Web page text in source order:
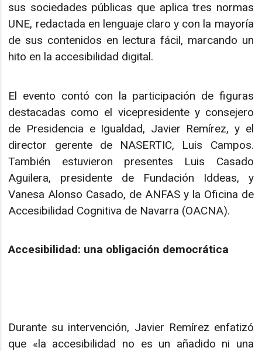
sus sociedades públicas que aplica tres normas
UNE, redactada en lenguaje claro y con la mayoría
de sus contenidos en lectura fácil, marcando un
hito en la accesibilidad digital.
El evento contó con la participación de figuras
destacadas como el vicepresidente y consejero
de Presidencia e Igualdad, Javier Remírez, y el
director gerente de NASERTIC, Luis Campos.
También estuvieron presentes Luis Casado
Aguilera, presidente de Fundación Iddeas, y
Vanesa Alonso Casado, de ANFAS y la Oficina de
Accesibilidad Cognitiva de Navarra (OACNA).
Accesibilidad: una obligación democrática
Durante su intervención, Javier Remírez enfatizó
que «la accesibilidad no es un añadido ni una